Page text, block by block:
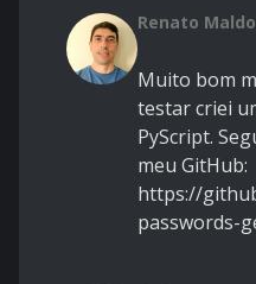
Renato
Muito bom
testar criei
PyScript.
meu GitHub:
https://
passwords-